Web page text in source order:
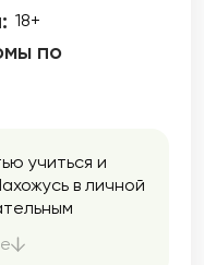
18+
по
учиться и
в личной